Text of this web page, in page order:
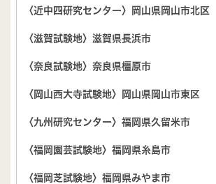
〈近中四研究センター〉岡山県岡山市北区
〈滋賀試験地〉滋賀県長浜市
〈奈良試験地〉奈良県橿原市
〈岡山西大寺試験地〉岡山県岡山市東区
〈九州研究センター〉福岡県久留米市
〈福岡園芸試験地〉福岡県糸島市
〈福岡芝試験地〉福岡県みやま市